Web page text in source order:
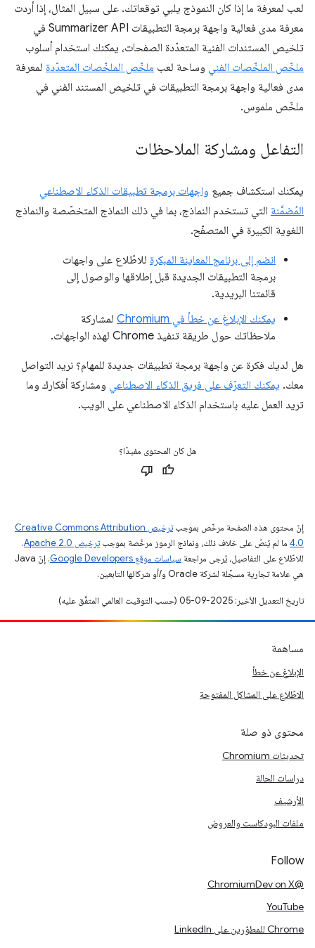
لعب لمعرفة ما إذا كان النموذج يلبي توقعاتك. على سبيل المثال، إذا أردت
معرفة مدى فعالية واجهة برمجة التطبيقات Summarizer API في
تلخيص المستندات الفنية المتعدّدة الصفحات، يمكنك استخدام أسلوب
ملخّص الملخّصات الفني وساحة لعب ملخّص الملخّصات المتعدّدة لمعرفة
مدى فعالية واجهة برمجة التطبيقات في تلخيص المستند الفني في
ملخّص ملموس.
التفاعل ومشاركة الملاحظات
يمكنك استكشاف جميع واجهات برمجة تطبيقات الذكاء الاصطناعي
المُضمَّنة التي تستخدم النماذج، بما في ذلك النماذج المتخصّصة والنماذج
اللغوية الكبيرة في المتصفّح.
انضم إلى برنامج المعاينة المبكرة للاطّلاع على واجهات
برمجة التطبيقات الجديدة قبل إطلاقها والوصول إلى
قائمتنا البريدية.
يمكنك الإبلاغ عن خطأ في Chromium
لمشاركة
ملاحظاتك حول طريقة تنفيذ Chrome لهذه الواجهات.
هل لديك فكرة عن واجهة برمجة تطبيقات جديدة للمهام؟ نريد التواصل
معك. يمكنك التعرّف على فريق الذكاء الاصطناعي ومشاركة أفكارك وما
تريد العمل عليه باستخدام الذكاء الاصطناعي على الويب.
هل كان المحتوى مفيدًا؟
إنّ محتوى هذه الصفحة مرخّص بموجب
ترخيص Creative Commons Attribution
4.0‏ ما لم يُنصّ على خلاف ذلك، ونماذج الرموز مرخّصة بموجبترخيص Apache 2.0‏
.
للاطّلاع على التفاصيل، يُرجى مراجعة سياسات موقع Google Developers‏
. إنّ Java
هي علامة تجارية مسجَّلة لشركة Oracle و/أو شركائها التابعين.
تاريخ التعديل الأخير: 2025-09-05 (حسب التوقيت العالمي المتفَّق عليه)
مساهمة
الإبلاغ عن خطأ
الاطّلاع على المشاكل المفتوحة
محتوى ذو صلة
تحديثات Chromium
دراسات الحالة
الأرشيف
ملفات البودكاست والعروض
Follow
@ChromiumDev on X
YouTube
Chrome للمطوّرين على LinkedIn